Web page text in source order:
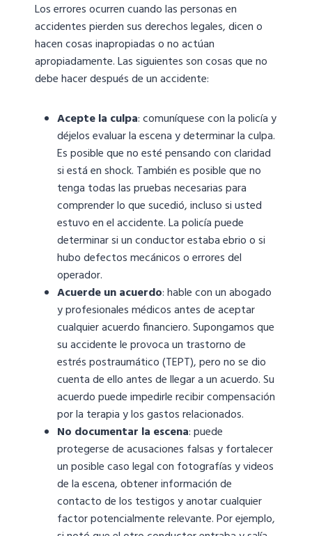
Los errores ocurren cuando las personas en
accidentes pierden sus derechos legales, dicen o
hacen cosas inapropiadas o no actúan
apropiadamente. Las siguientes son cosas que no
debe hacer después de un accidente:
Acepte la culpa: comuníquese con la policía y
déjelos evaluar la escena y determinar la culpa.
Es posible que no esté pensando con claridad
si está en shock. También es posible que no
tenga todas las pruebas necesarias para
comprender lo que sucedió, incluso si usted
estuvo en el accidente. La policía puede
determinar si un conductor estaba ebrio o si
hubo defectos mecánicos o errores del
operador.
Acuerde un acuerdo: hable con un abogado
y profesionales médicos antes de aceptar
cualquier acuerdo financiero. Supongamos que
su accidente le provoca un trastorno de
estrés postraumático (TEPT), pero no se dio
cuenta de ello antes de llegar a un acuerdo. Su
acuerdo puede impedirle recibir compensación
por la terapia y los gastos relacionados.
No documentar la escena: puede
protegerse de acusaciones falsas y fortalecer
un posible caso legal con fotografías y videos
de la escena, obtener información de
contacto de los testigos y anotar cualquier
factor potencialmente relevante. Por ejemplo,